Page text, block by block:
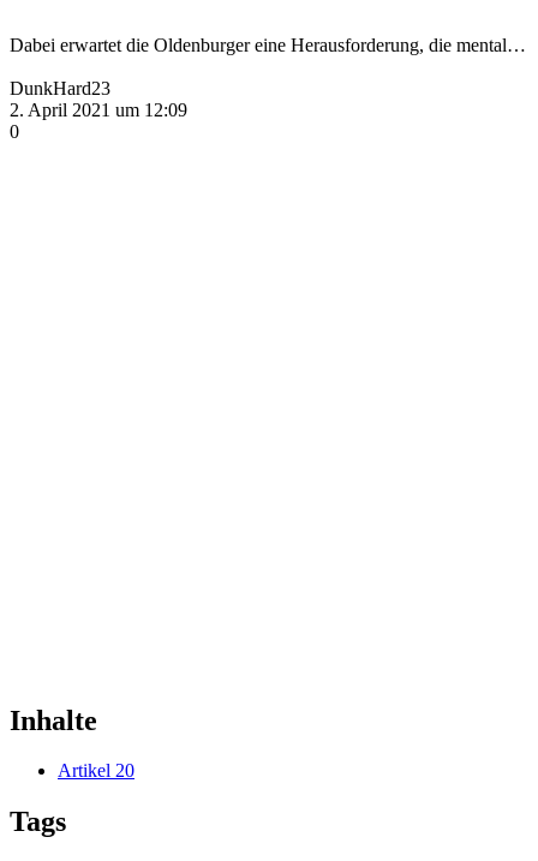
Dabei erwartet die Oldenburger eine Herausforderung, die mental…
DunkHard23
2. April 2021 um 12:09
0
Inhalte
Artikel 20
Tags